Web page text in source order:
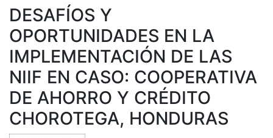
All of DSpace
Statistics
DESAFÍOS Y
OPORTUNIDADES EN LA
IMPLEMENTACIÓN DE LAS
NIIF EN CASO: COOPERATIVA
DE AHORRO Y CRÉDITO
CHOROTEGA, HONDURAS